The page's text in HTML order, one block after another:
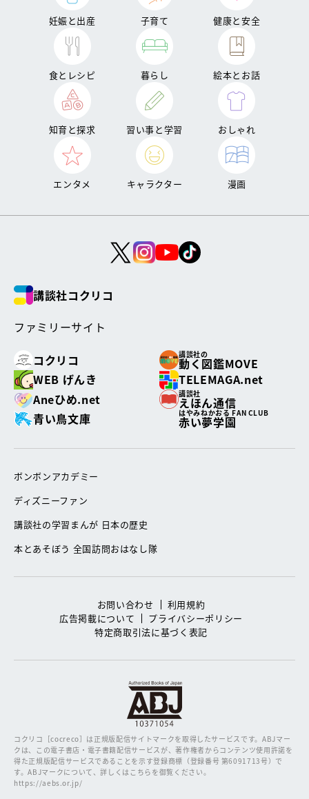
妊娠と出産 子育て 健康と安全
食とレシピ 暮らし 絵本とお話
知育と探求 習い事と学習 おしゃれ
エンタメ キャラクター 漫画
講談社コクリコ
ファミリーサイト
コクリコ
講談社の
動く図鑑MOVE
WEB げんき
TELEMAGA.net
Aneひめ.net
講談社
えほん通信
青い鳥文庫
はやみねかおる FAN CLUB
赤い夢学園
ボンボンアカデミー
ディズニーファン
講談社の学習まんが 日本の歴史
本とあそぼう 全国訪問おはなし隊
お問い合わせ
利用規約
広告掲載について
プライバシーポリシー
特定商取引法に基づく表記
コクリコ［cocreco］は正規版配信サイトマークを取得したサービスです。ABJマー
クは、この電子書店・電子書籍配信サービスが、著作権者からコンテンツ使用許諾を
得た正規版配信サービスであることを示す登録商標（登録番号 第6091713号）で
す。ABJマークについて、詳しくはこちらを御覧ください。
https://aebs.or.jp/